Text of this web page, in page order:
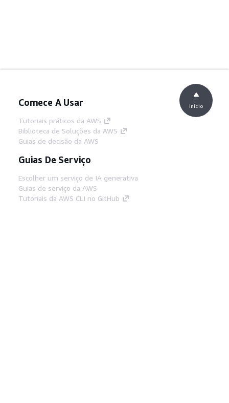
Comece A Usar
Tutoriais práticos da AWS
Biblioteca de Soluções da AWS
Guias de decisão da AWS
Guias De Serviço
Escolher um serviço de IA generativa
Guias de serviço da AWS
Tutoriais da AWS CLI no GitHub
início